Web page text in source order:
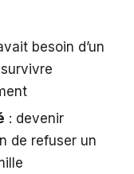
besoin d’un
: devenir
de refuser un